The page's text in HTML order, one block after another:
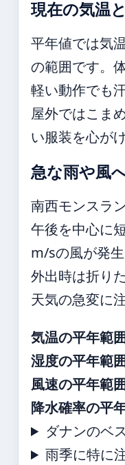
現在の気温
平年値では気
の範囲です。
軽い動作でも
屋外ではこま
い服装を心が
急な雨や風
南西モンスラ
午後を中心に
m/sの風が発生
外出時は折り
天気の急変に
気温の平年範
湿度の平年範
風速の平年範
降水確率の平
ダナンのベ
雨季に特に